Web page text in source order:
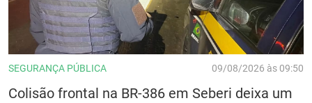
SEGURANÇA PÚBLICA 09/08/2026 às 09:50
Colisão frontal na BR-386 em Seberi deixa um